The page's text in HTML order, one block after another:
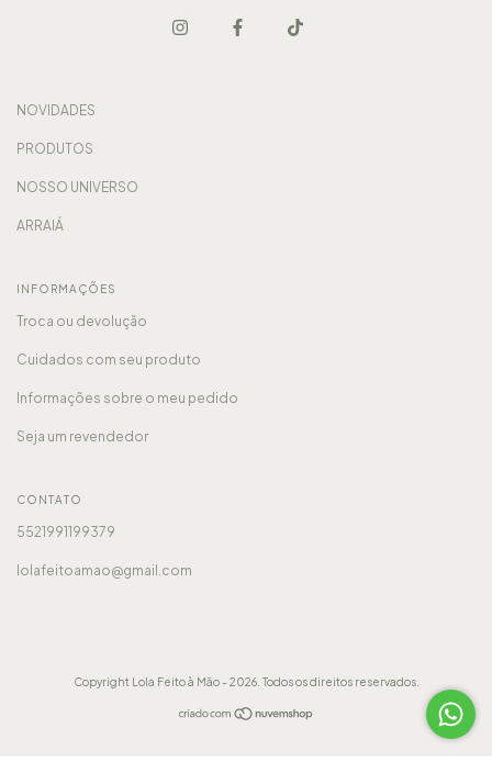
NOVIDADES
PRODUTOS
NOSSO UNIVERSO
ARRAIÁ
INFORMAÇÕES
Troca ou devolução
Cuidados com seu produto
Informações sobre o meu pedido
Seja um revendedor
CONTATO
5521991199379
lolafeitoamao@gmail.com
Copyright Lola Feito à Mão - 2026. Todos os direitos reservados.